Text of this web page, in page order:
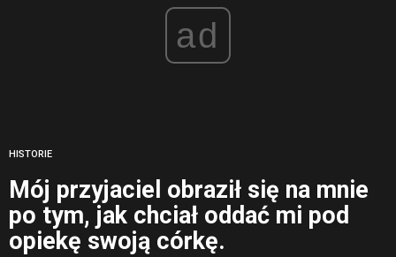
ad
HISTORIE
Mój przyjaciel obraził się na mnie
po tym, jak chciał oddać mi pod
opiekę swoją córkę.